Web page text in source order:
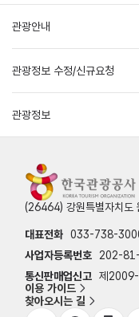
관광안내
관광정보 수정/신규요청
관광정보
(26464) 강원특별자치도
대표전화 033-738-
사업자등록번호
202-
통신판매업신고 제
이용 가이드
찾아오시는 길